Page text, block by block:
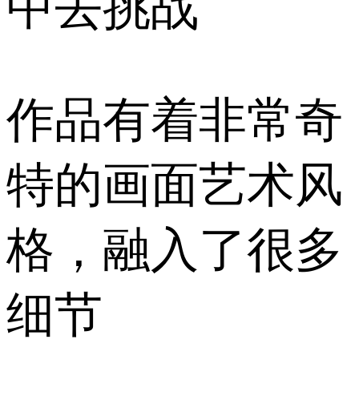
作品有着非常奇
特的画面艺术风
格，融入了很多
细节